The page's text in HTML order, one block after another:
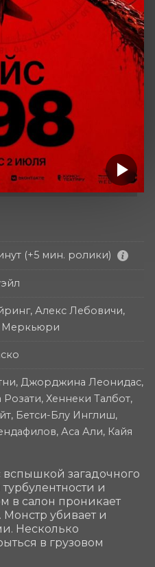
(+5 мин. ролики)
Алекс Лебовичи,
Меркьюри
Джорджина Леонидас,
Хеннеки Талбот,
Бетси-Блу Инглиш,
Аса Али, Кайя
вспышкой загадочного
и
в салон проникает
Монстр убивает и
Несколько
в грузовом